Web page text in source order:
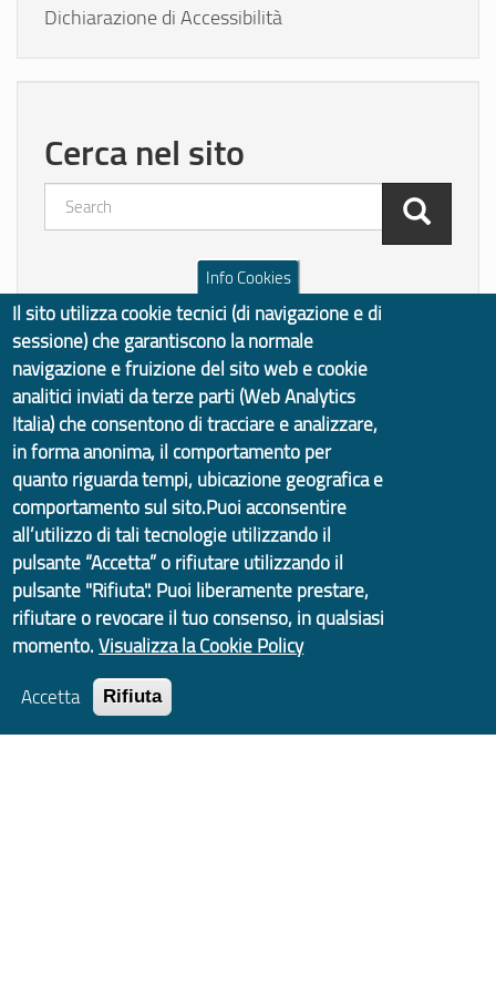
Dichiarazione di Accessibilità
Cerca nel sito
Quanto sono chiare le
informazioni su questa
pagina?
Vota il servizio!
Info Cookies
Il sito utilizza cookie tecnici (di navigazione e di
sessione) che garantiscono la normale
navigazione e fruizione del sito web e cookie
analitici inviati da terze parti (Web Analytics
Italia) che consentono di tracciare e analizzare,
in forma anonima, il comportamento per
quanto riguarda tempi, ubicazione geografica e
comportamento sul sito.Puoi acconsentire
all’utilizzo di tali tecnologie utilizzando il
pulsante “Accetta” o rifiutare utilizzando il
pulsante "Rifiuta". Puoi liberamente prestare,
rifiutare o revocare il tuo consenso, in qualsiasi
momento. Visualizza la Cookie Policy
Accetta
Rifiuta